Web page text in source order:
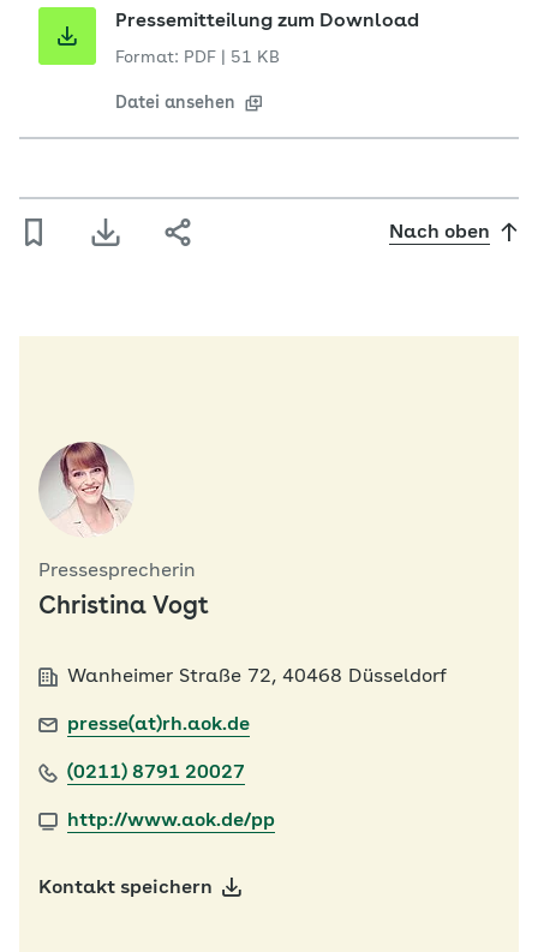
Pressemitteilung zum Download
Format: PDF 51 KB
Datei ansehen
Nach oben
Pressesprecherin
Christina Vogt
Wanheimer Straße 72, 40468 Düsseldorf
presse(at)rh.aok.de
(0211) 8791 20027
http://www.aok.de/pp
Kontakt speichern